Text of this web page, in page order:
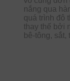
nắng qua
quá trình đô
thay thế bởi
bê-tông, sắt,